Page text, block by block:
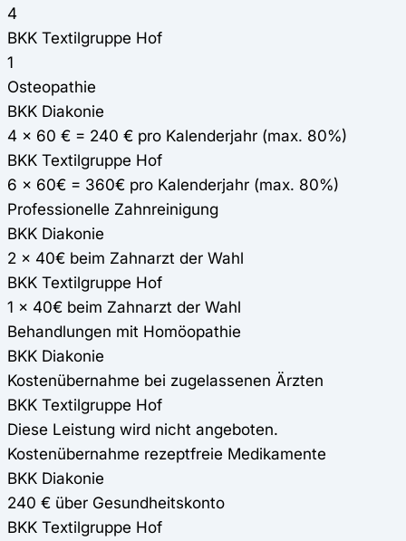
4
BKK Textilgruppe Hof
1
Osteopathie
BKK Diakonie
4 x 60 € = 240 € pro Kalenderjahr (max. 80%)
BKK Textilgruppe Hof
6 x 60€ = 360€ pro Kalenderjahr (max. 80%)
Professionelle Zahnreinigung
BKK Diakonie
2 x 40€ beim Zahnarzt der Wahl
BKK Textilgruppe Hof
1 x 40€ beim Zahnarzt der Wahl
Behandlungen mit Homöopathie
BKK Diakonie
Kostenübernahme bei zugelassenen Ärzten
BKK Textilgruppe Hof
Diese Leistung wird nicht angeboten.
Kostenübernahme rezeptfreie Medikamente
BKK Diakonie
240 € über Gesundheitskonto
BKK Textilgruppe Hof